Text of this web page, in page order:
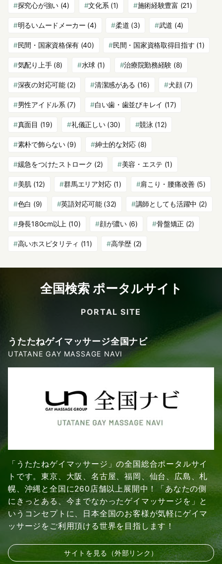
探究心が強い(4) 文化系 (1) 施術経験豊富 (21)
明るいムードメーカー (4) 柔道 (3) 武道 (4)
民間・国家資格保有 (40) 民間・国家資格取得目指す (1)
気配り上手(8) 水球(1) 治療院勤務経験 (8)
深夜の対応可能(2) 清潔感がある (16) 犬顔(7)
男性アイドル系 (7) 白い歯・歯並びキレイ (17)
真面目 (19) 礼儀正しい(30) 競泳 (12)
素朴で飾らない(9) 紳士的な対応 (8)
緩急をつけたストローク (2) 美容・エステ (1)
美肌 (12) 群馬エリア対応 (1) 肩こり・腰痛改善(5)
色白 (9) 英語対応可能(32) 講師としても活躍中 (2)
身長180cm以上 (10) 顔が濃い(6) 骨盤矯正 (2)
高いホスピタリティ (11) 高学歴 (2)
全国検索 ポータルサイト
PORTAL SITE
うたたねゲイマッサージ全国ナビ
UTATANE GAY MASSAGE NAVI
「うたたねゲイマッサージ」の全国総合ポータルサイ
トです。東京、大阪、名古屋、福岡、仙台、広島、札
幌、沖縄と全国に260店舗以上展開中！「あなたの側
にきっとある、今までなかったゲイマッサージを」と
いうコンセプトに、日本全国のお客様が気軽にゲイマ
ッサージをご利用頂ける世界を目指します！
サイトを見る（外部リンク）